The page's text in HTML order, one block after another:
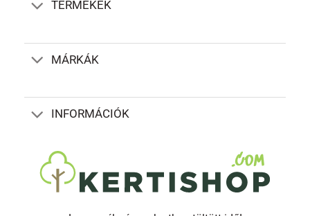
TERMÉKEK
MÁRKÁK
INFORMÁCIÓK